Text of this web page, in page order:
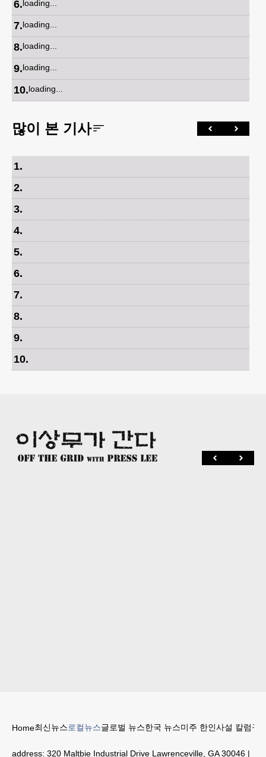
6.loading...
7.loading...
8.loading...
9.loading...
10.loading...
많이 본 기사
1.
2.
3.
4.
5.
6.
7.
8.
9.
10.
Home최신뉴스로컬뉴스글로벌 뉴스한국 뉴스미주 한인사설 칼럼구
address: 320 Maltbie Industrial Drive Lawrenceville, GA 30046 |